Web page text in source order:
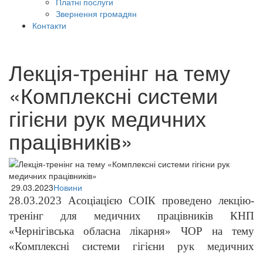
Звернення громадян
Контакти
Лекція-тренінг на тему
«Комплексні системи
гігієни рук медичних
працівників»
29.03.2023Новини
28.03.2023 Асоціацією СОІК проведено лекцію-
тренінг для медичних працівників КНП
«Чернігівська обласна лікарня» ЧОР на тему
«Комплексні системи гігієни рук медичних